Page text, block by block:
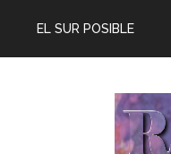
EL SUR POSIBLE